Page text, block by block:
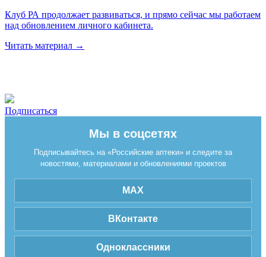
Клуб РА продолжает развиваться, и прямо сейчас мы работаем
над обновлением личного кабинета.
Читать материал →
Подписаться
Мы в соцсетях
Подписывайтесь на «Российские аптеки» и следите за
новостями, материалами и обновлениями проектов
MAX
ВКонтакте
Одноклассники